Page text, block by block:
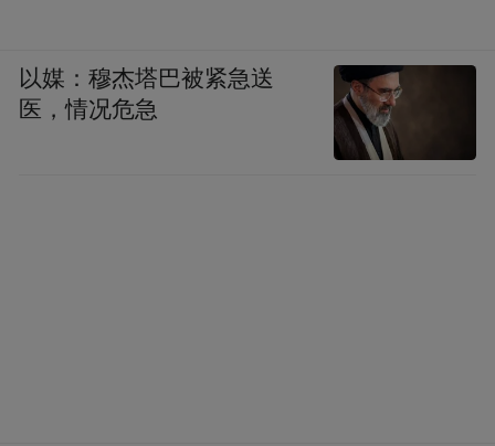
以媒：穆杰塔巴被紧急送
医，情况危急